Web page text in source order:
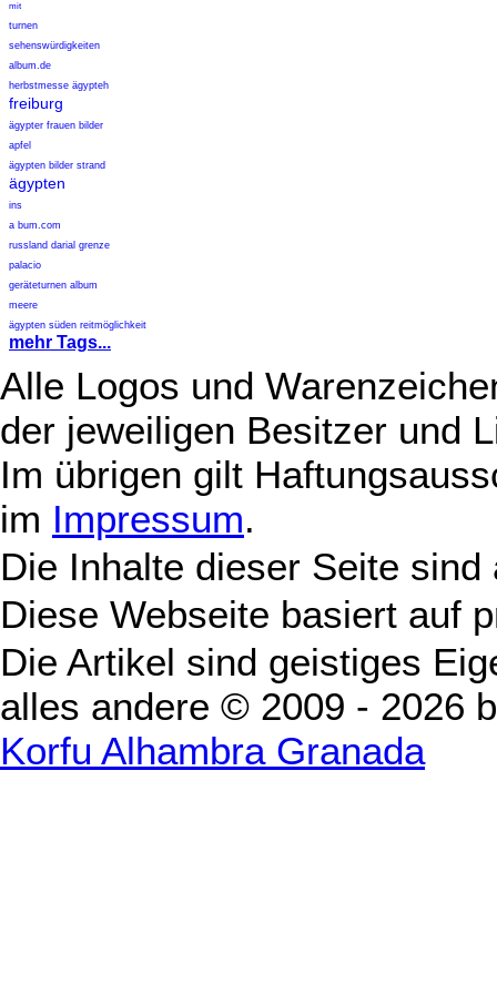
mit
turnen
sehenswürdigkeiten
album.de
herbstmesse ägypteh
freiburg
ägypter frauen bilder
apfel
ägypten bilder strand
ägypten
ins
a bum.com
russland darial grenze
palacio
geräteturnen album
meere
ägypten süden reitmöglichkeit
mehr Tags...
Alle Logos und
der jeweiligen Besitzer und
Im übrigen gilt
im Impressum.
Die Inhalte dieser Seite
Diese Webseite basiert auf
Die Artikel sind geistiges
alles andere © 2009 - 2026
Korfu Alhambra Granada